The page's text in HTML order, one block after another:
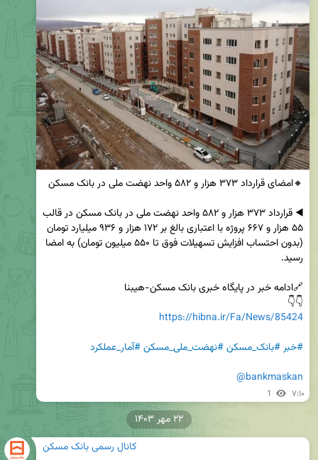
👇👇
https://hibna.ir/Fa/News/85424
#خبر#بانک_مسکن#نهضت_ملی_مسکن#آمار_عملکرد
@bankmaskan
1 ۷:۱۰
کانال رسمی بانک مسکن
۲۲ مهر ۱۴۰۳